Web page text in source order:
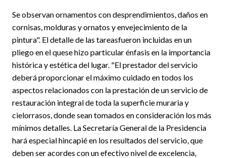
Se observan ornamentos con desprendimientos, daños en
cornisas, molduras y ornatos y envejecimiento de la
pintura". El detalle de las tareasfueron incluidas en un
pliego en el quese hizo particular énfasis en la importancia
histórica y estética del lugar. "El prestador del servicio
deberá proporcionar el máximo cuidado en todos los
aspectos relacionados con la prestación de un servicio de
restauración integral de toda la superficie muraria y
cielorrasos, donde sean tomados en consideración los más
mínimos detalles. La Secretaría General de la Presidencia
hará especial hincapié en los resultados del servicio, que
deben ser acordes con un efectivo nivel de excelencia,